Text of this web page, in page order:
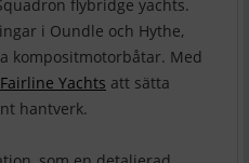
flybridge yachts.
i Oundle och Hythe,
kompositmotorbåtar. Med
Fairline Yachts att sätta
hantverk.